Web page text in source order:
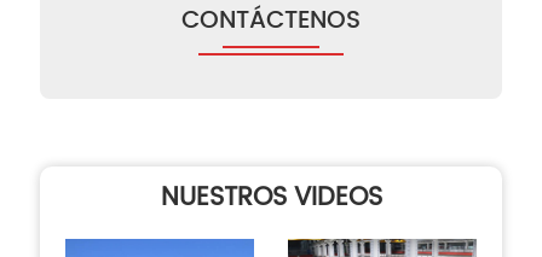
CONTÁCTENOS
NUESTROS VIDEOS